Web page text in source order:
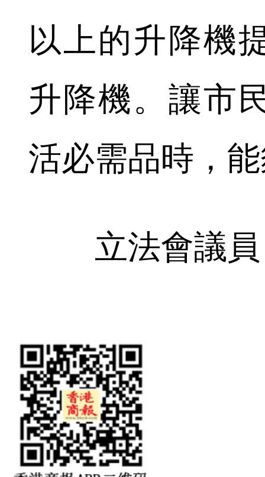
以上的升降機
升降機。讓市
活必需品時，
立法會議員